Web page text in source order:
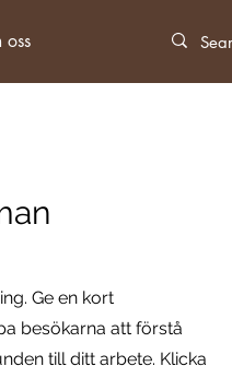
oss
Ge en kort
besökarna att förstå
till ditt arbete. Klicka